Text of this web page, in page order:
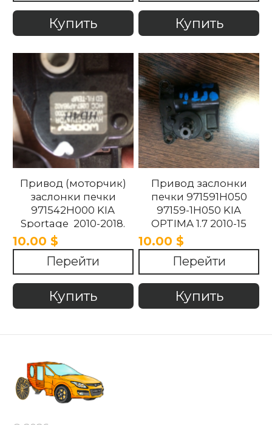
Купить Купить
Привод (моторчик)
заслонки печки
971542H000 KIA
Sportage 2010-2018.
10.00 $
Перейти
Купить
Привод заслонки
печки 971591H050
97159-1H050 KIA
OPTIMA 1.7 2010-15
10.00 $
Перейти
Купить